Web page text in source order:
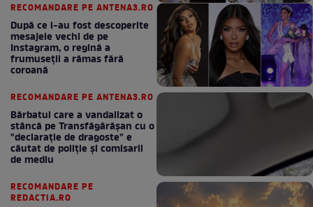
RECOMANDARE PE ANTENA3.RO
După ce i-au fost descoperite
mesajele vechi de pe
Instagram, o regină a
frumuseții a rămas fără
coroană
RECOMANDARE PE ANTENA3.RO
Bărbatul care a vandalizat o
stâncă pe Transfăgărășan cu o
"declaraţie de dragoste" e
căutat de poliție și comisarii
de mediu
RECOMANDARE PE
REDACTIA.RO